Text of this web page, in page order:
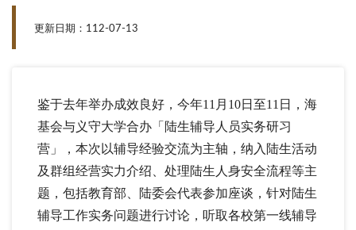
更新日期：112-07-13
鉴于去年举办成效良好，今年11月10日至11日，海
基会与义守大学合办「陆生辅导人员实务研习
营」，本次以辅导经验交流为主轴，纳入陆生活动
及群组经营实力介绍、处理陆生人身安全流程等主
题，包括教育部、陆委会代表参加座谈，针对陆生
辅导工作实务问题进行讨论，听取各校第一线辅导